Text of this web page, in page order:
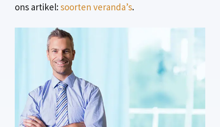
ons artikel:soorten veranda’s.